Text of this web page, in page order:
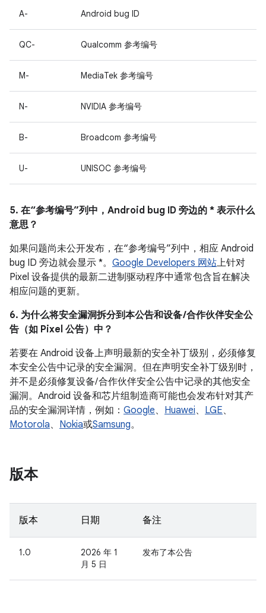
A- Android bug ID
QC- Qualcomm 参考编号
M- MediaTek 参考编号
N- NVIDIA 参考编号
B- Broadcom 参考编号
U- UNISOC 参考编号
5. 在“参考编号”列中，Android bug ID 旁边的 * 表示什么
意思？
如果问题尚未公开发布，在“参考编号”列中，相应 Android
bug ID 旁边就会显示 *。 Google Developers 网站上针对
Pixel 设备提供的最新二进制驱动程序中通常包含旨在解决
相应问题的更新。
6. 为什么将安全漏洞拆分到本公告和设备 /合作伙伴安全公
告（如 Pixel 公告）中？
若要在 Android 设备上声明最新的安全补丁级别，必须修复
本安全公告中记录的安全漏洞。但在声明安全补丁级别时，
并不是必须修复设备/ 合作伙伴安全公告中记录的其他安全
漏洞。Android 设备和芯片组制造商可能也会发布针对其产
品的安全漏洞详情，例如： Google、 Huawei、 LGE、
Motorola、 Nokia或Samsung。
版本
版本 日期 备注
1.0
2026 年 1
月 5 日
发布了本公告